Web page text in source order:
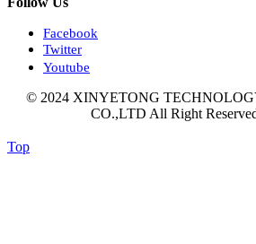
Facebook
Twitter
Youtube
© 2024 XINYETONG
CO.,LTD All Right
Top